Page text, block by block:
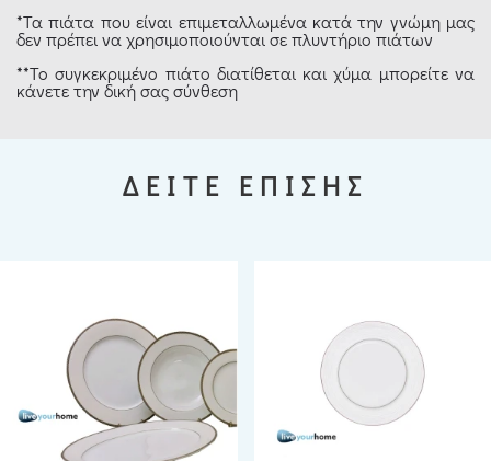
*Τα πιάτα που είναι επιμεταλλωμένα κατά την γνώμη μας
δεν πρέπει να χρησιμοποιούνται σε πλυντήριο πιάτων
**Το συγκεκριμένο πιάτο διατίθεται και χύμα μπορείτε να
κάνετε την δική σας σύνθεση
ΔΕΙΤΕ ΕΠΙΣΗΣ